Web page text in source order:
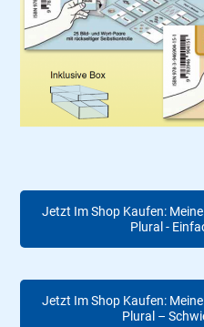
Jetzt Im Shop Kaufen:
Plural -
Jetzt Im Shop Kaufen:
Plural –